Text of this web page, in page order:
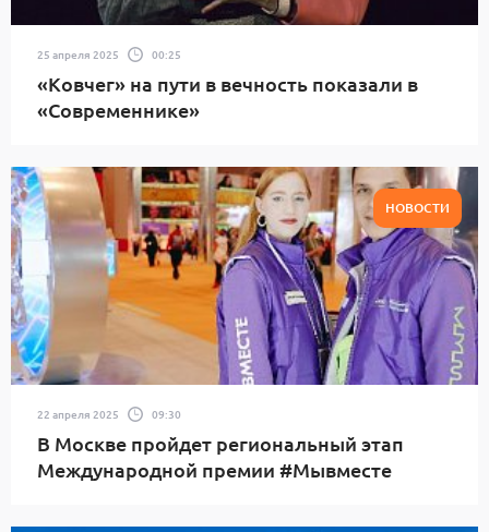
25 апреля 2025 00:25
«Ковчег» на пути в вечность показали в
«Современнике»
НОВОСТИ
22 апреля 2025 09:30
В Москве пройдет региональный этап
Международной премии #Мывместе